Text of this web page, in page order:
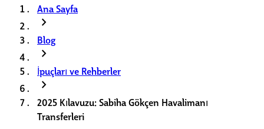
Ana Sayfa
chevron_right
Blog
chevron_right
İpuçları ve Rehberler
chevron_right
2025 Kılavuzu: Sabiha Gökçen Havalimanı
Transferleri